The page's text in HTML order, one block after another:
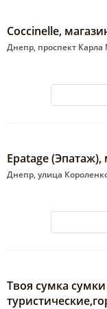
Coccinelle,
Днепр, проспект Карла
Epatage
Днепр, улица
Твоя сумка